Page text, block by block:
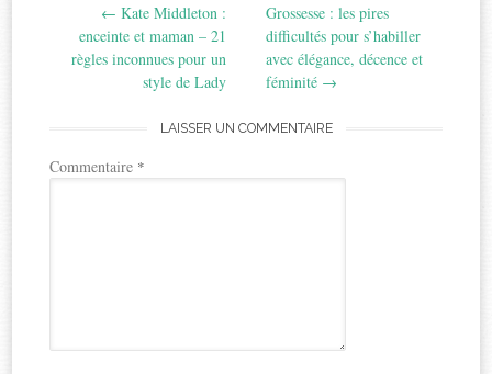
navigation
← Kate Middleton :
enceinte et maman – 21
règles inconnues pour un
style de Lady
Grossesse : les pires
difficultés pour s’habiller
avec élégance, décence et
féminité →
LAISSER UN COMMENTAIRE
Commentaire *